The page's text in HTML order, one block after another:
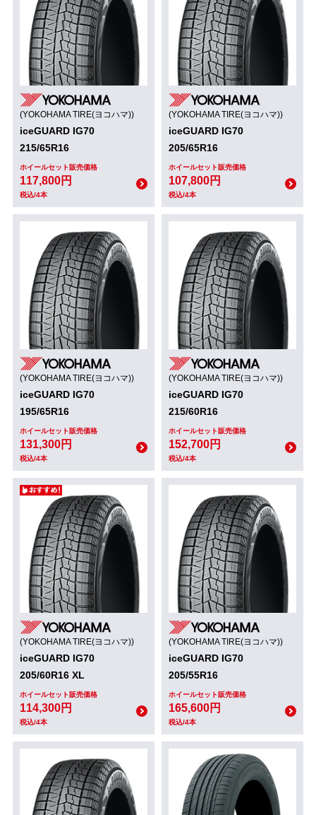
(YOKOHAMA TIRE(ヨコハマ))
iceGUARD IG70
215/65R16
ホイールセット販売価格
117,800円
税込/4本
(YOKOHAMA TIRE(ヨコハマ))
iceGUARD IG70
205/65R16
ホイールセット販売価格
107,800円
税込/4本
(YOKOHAMA TIRE(ヨコハマ))
iceGUARD IG70
195/65R16
ホイールセット販売価格
131,300円
税込/4本
(YOKOHAMA TIRE(ヨコハマ))
iceGUARD IG70
215/60R16
ホイールセット販売価格
152,700円
税込/4本
(YOKOHAMA TIRE(ヨコハマ))
iceGUARD IG70
205/60R16 XL
ホイールセット販売価格
114,300円
税込/4本
(YOKOHAMA TIRE(ヨコハマ))
iceGUARD IG70
205/55R16
ホイールセット販売価格
165,600円
税込/4本